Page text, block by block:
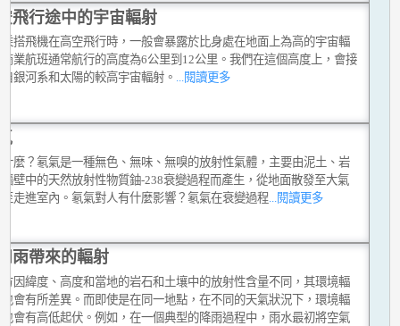
飛行途中的宇宙輻射
搭飛機在高空飛行時，一般會暴露於比身處在地面上為高的宇宙輻
業航班通常航行的高度為6公里到12公里。我們在這個高度上，會接
銀河系和太陽的較高宇宙輻射。 ...閱讀更多
麼？氡氣是一種無色、無味、無嗅的放射性氣體，主要由泥土、岩
壁中的天然放射性物質鈾-238衰變過程而產生，從地面散發至大氣
走進室內。氡氣對人有什麼影響？氡氣在衰變過程 ...閱讀更多
雨帶來的輻射
因緯度、高度和當地的岩石和土壤中的放射性含量不同，其環境輻
會有所差異。而即使是在同一地點，在不同的天氣狀況下，環境輻
會有高低起伏。例如，在一個典型的降雨過程中，雨水最初將空氣